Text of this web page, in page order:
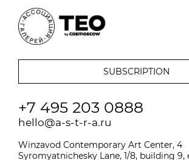
+7 495 203 0888
hello@a-s-t-r-a.ru
Winzavod Contemporary Art Center, 4
Syromyatnichesky Lane, 1/8, building 9,